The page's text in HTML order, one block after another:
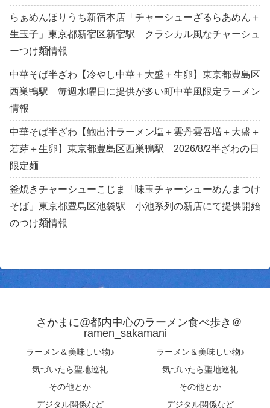
らぁめんほりうち新宿本店「チャーシューざるらあめん＋
生玉子」東京都新宿区新宿駅 クラシカル風なチャーシュ
ーつけ麺情報
中華そば半ざわ【冷やし中華＋大盛＋生卵】東京都豊島区
西巣鴨駅 毎週水曜日に提供が多い町中華風限定ラーメン
情報
中華そば半ざわ【鮑出汁ラーメン塩＋雲丹雲吞増＋大盛＋
若芽＋生卵】東京都豊島区西巣鴨駅 2026/8/2半ざわの日
限定麺
釜焼きチャーシューこじま「味玉チャーシューめんまつけ
そば」東京都豊島区池袋駅 小池系列の新店にて提供開始
のつけ麺情報
さかまに@都内中心のラーメン食べ歩き＠
ramen_sakamani
ラーメン＆美味しい物♪
ラーメン＆美味しい物♪
気づいたら聖地巡礼
気づいたら聖地巡礼
その他とか
その他とか
デジタル関係など
デジタル関係など